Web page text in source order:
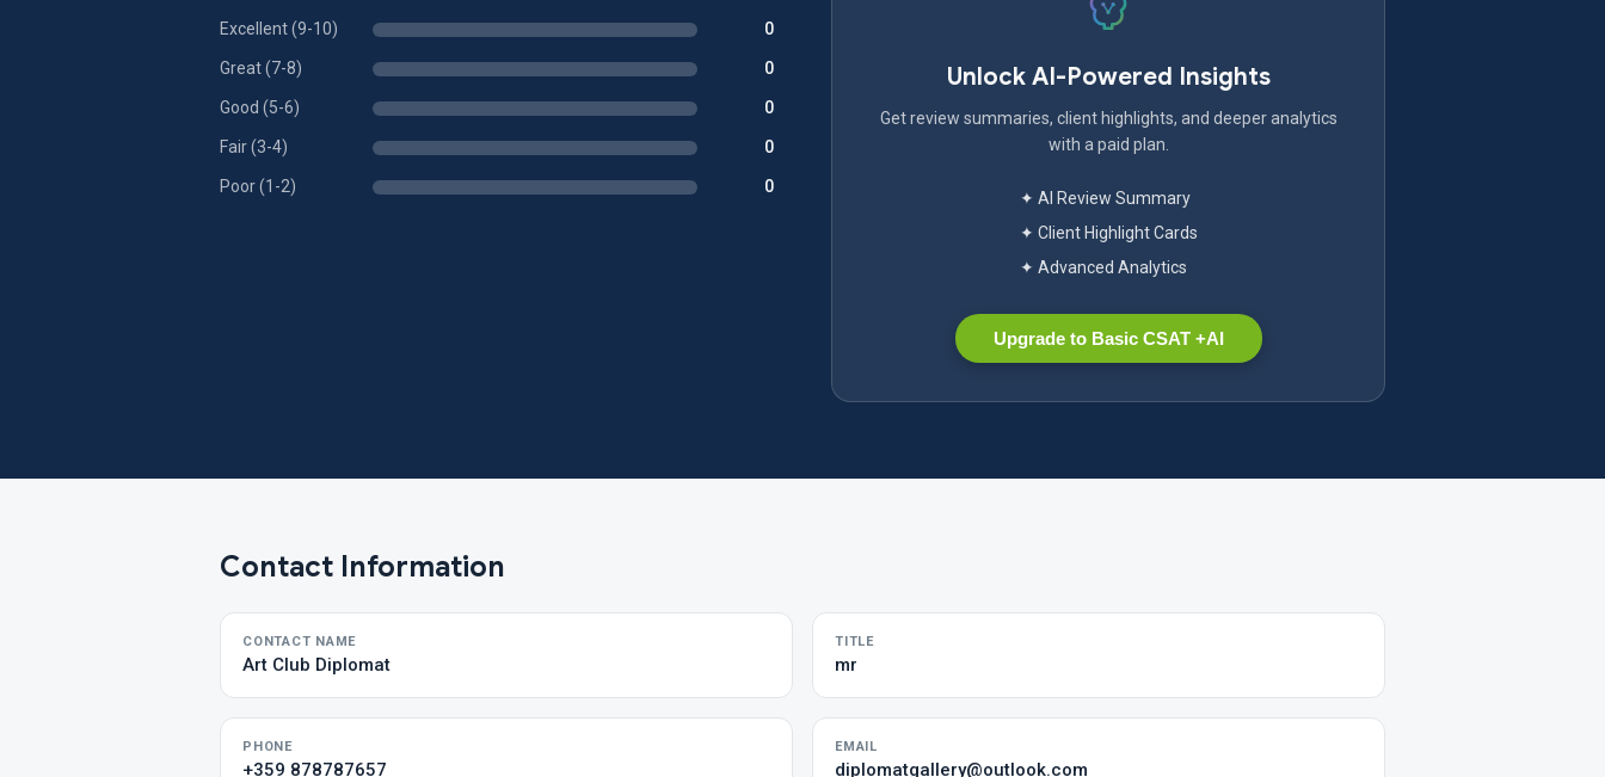
Excellent (9-10) 0
Great (7-8) 0
Good (5-6) 0
Fair (3-4) 0
Poor (1-2) 0
Unlock AI-Powered Insights
Get review summaries, client highlights, and deeper analytics
with a paid plan.
✦ AI Review Summary
✦ Client Highlight Cards
✦ Advanced Analytics
Upgrade to Basic CSAT +AI
Contact Information
CONTACT NAME
Art Club Diplomat
TITLE
mr
PHONE
+359 878787657
EMAIL
diplomatgallery@outlook.com